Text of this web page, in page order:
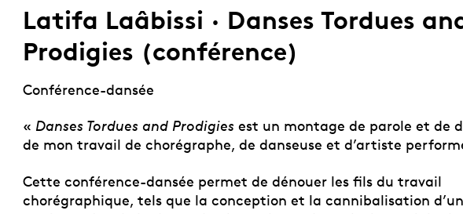
Latifa Laâbissi · Danses Tordues
Prodigies (conférence)
Conférence-dansée
« Danses Tordues and Prodigies est un montage de parole et de
de mon travail de chorégraphe, de danseuse et d’artiste
Cette conférence-dansée permet de dénouer les fils du travail
chorégraphique, tels que la conception et la cannibalisation